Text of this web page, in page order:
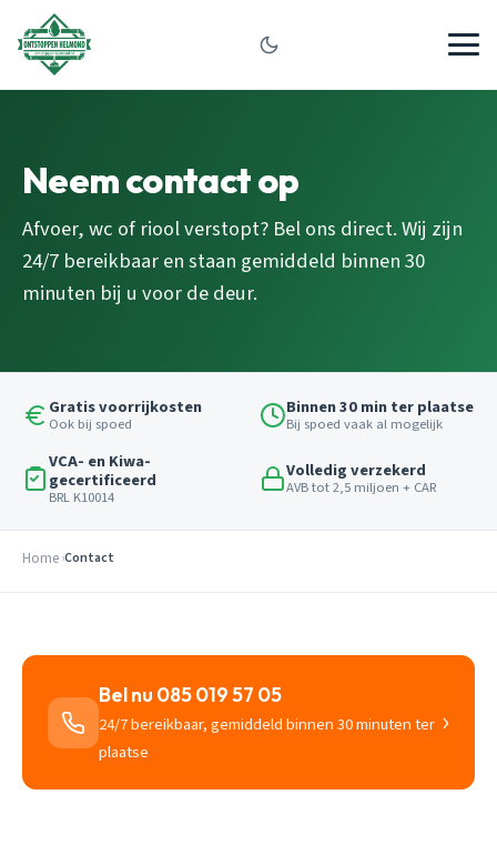
Neem contact op
Afvoer, wc of riool verstopt? Bel ons direct. Wij zijn
24/7 bereikbaar en staan gemiddeld binnen 30
minuten bij u voor de deur.
Gratis voorrijkosten
Ook bij spoed
Binnen 30 min ter plaatse
Bij spoed vaak al mogelijk
VCA- en Kiwa-
gecertificeerd
BRL K10014
Volledig verzekerd
AVB tot 2,5 miljoen + CAR
Home Contact
Bel nu 085 019 57 05
24/7 bereikbaar, gemiddeld binnen 30 minuten ter
plaatse
›